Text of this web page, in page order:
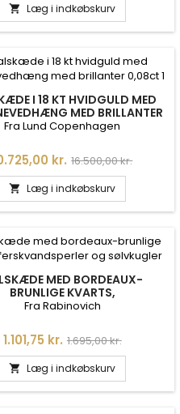
 Læg i indkøbskurv
I 18 KT HVIDGULD MED
MED BRILLANTER
0,08CT
Fra Lund Copenhagen
kr. Normalpris
16.500,00 kr.
 Læg i indkøbskurv
MED BORDEAUX-
BRUNLIGE KVARTS,
OG
Fra Rabinovich
Pris
1.101,75 kr. Normalpris
1.695,00 kr.
 Læg i indkøbskurv